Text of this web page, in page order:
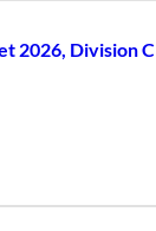
2026, Division C